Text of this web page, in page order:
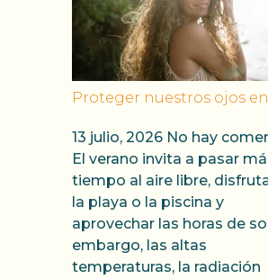
Proteger nuestros ojos
13 julio, 2026 No hay
El verano invita a pasar
tiempo al aire libre,
la playa o la piscina y
aprovechar las horas de
embargo, las altas
temperaturas, la radiación